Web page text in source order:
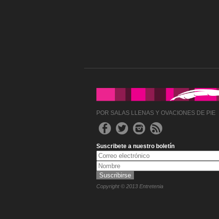
POR SALAS LLENAS Y OVACIONES DE PIE
Suscribete a nuestro boletín
Copyright © 2013 Entretenia